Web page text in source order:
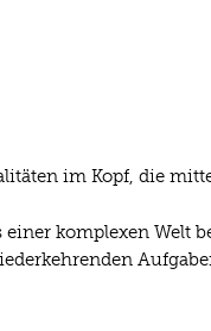
im Kopf, die
komplexen Welt